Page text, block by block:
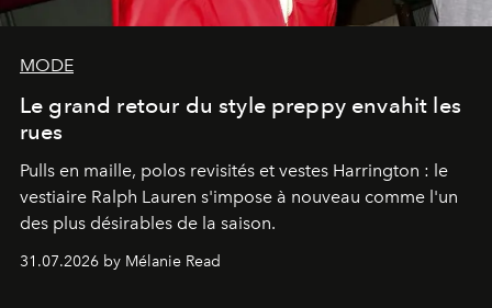
MODE
Le grand retour du style preppy envahit les
rues
Pulls en maille, polos revisités et vestes Harrington : le
vestiaire Ralph Lauren s'impose à nouveau comme l'un
des plus désirables de la saison.
31.07.2026 by Mélanie Read